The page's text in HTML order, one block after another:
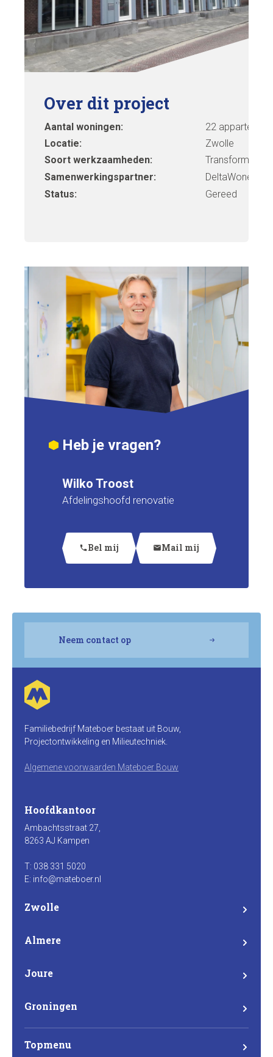
Over dit project
Aantal woningen:
22
Locatie:
Zwolle
Soort werkzaamheden:
Transformatie
Samenwerkingspartner:
DeltaWonen
Status:
Gereed
Heb je vragen?
Wilko Troost
Afdelingshoofd renovatie
Bel mij
phone Mail mij
mail
Neem contact op
Familiebedrijf Mateboer bestaat uit Bouw,
Projectontwikkeling en Milieutechniek.
Algemene voorwaarden Mateboer Bouw
Hoofdkantoor
Ambachtsstraat 27,
8263 AJ Kampen
T: 038 331 5020
E: info@mateboer.nl
Zwolle
8042 PD Zwolle
Almere
1317 NZ Almere
Joure
8501 XC Joure
Groningen
Topmenu